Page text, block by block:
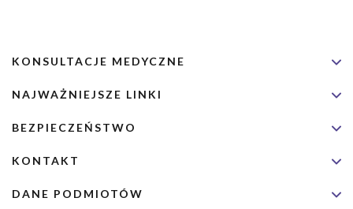
KONSULTACJE MEDYCZNE
NAJWAŻNIEJSZE LINKI
BEZPIECZEŃSTWO
KONTAKT
DANE PODMIOTÓW